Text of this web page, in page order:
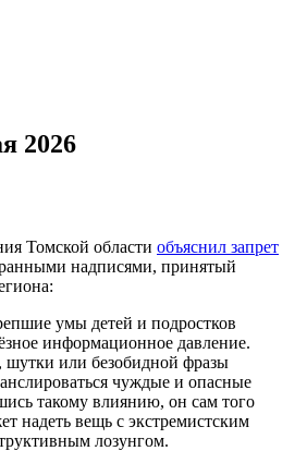
2026
Томской области объяснил запрет
надписями, принятый
умы детей и подростков
информационное давление.
или безобидной фразы
чуждые и опасные
такому влиянию, он сам того
надеть вещь с экстремистским
лозунгом.